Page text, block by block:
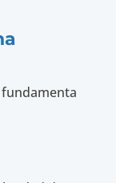
fundamenta